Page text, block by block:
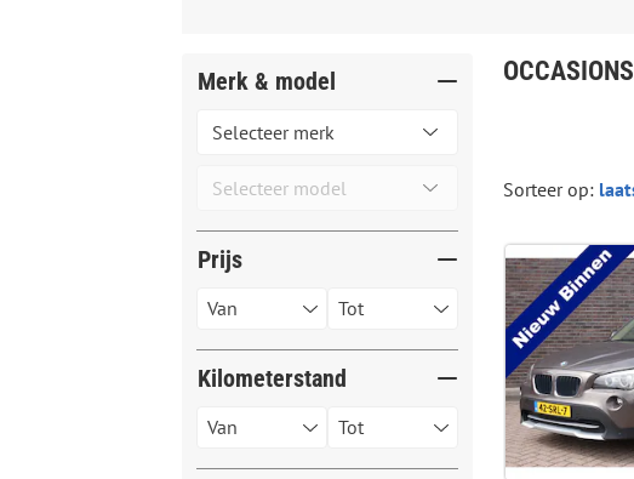
Merk & model
Prijs
Kilometerstand
OCCASIONS
Sorteer op: